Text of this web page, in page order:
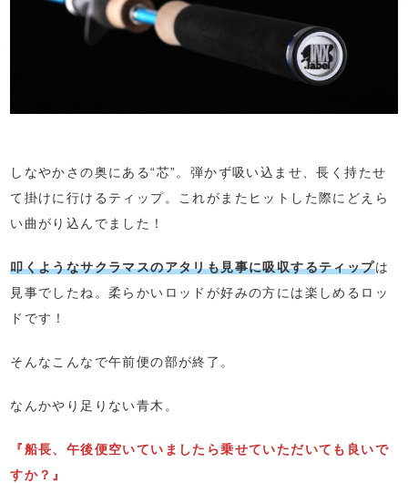
しなやかさの奥にある“芯”。弾かず吸い込ませ、長く持たせ
て掛けに行けるティップ。これがまたヒットした際にどえら
い曲がり込んでました！
叩くようなサクラマスのアタリも見事に吸収するティップは
見事でしたね。柔らかいロッドが好みの方には楽しめるロッ
ドです！
そんなこんなで午前便の部が終了。
なんかやり足りない青木。
『船長、午後便空いていましたら乗せていただいても良いで
すか？』